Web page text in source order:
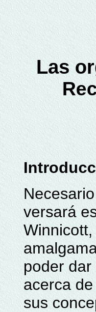
Las
versará
poder
acerca
sus